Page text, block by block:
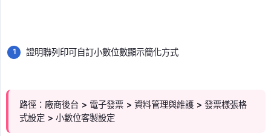
證明聯列印可自訂小數位數顯示簡化方式
路徑：廠商後台 > 電子發票 > 資料管理與維護 > 發票樣張格
式設定 > 小數位客製設定